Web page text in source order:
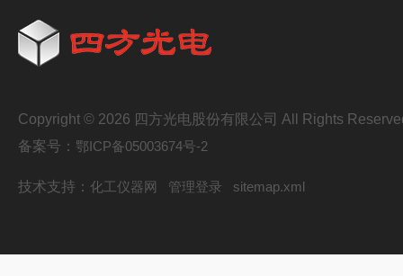
Copyright © 2026 四方光电股份有限公司 All Rights
备案号： 鄂ICP备05003674号-2
技术支持： 化工仪器网 管理登录 sitemap.xml